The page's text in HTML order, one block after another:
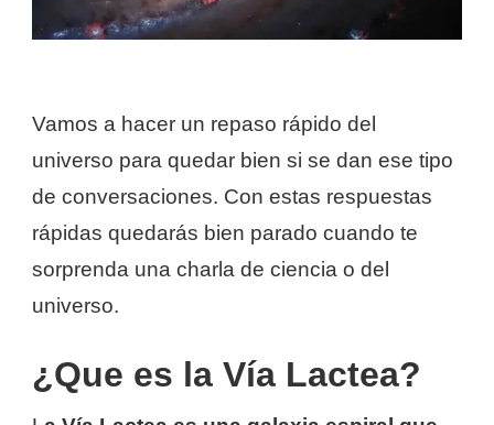
Vamos a hacer un repaso rápido del
universo para quedar bien si se dan ese tipo
de conversaciones. Con estas respuestas
rápidas quedarás bien parado cuando te
sorprenda una charla de ciencia o del
universo.
¿Que es la Vía Lactea?